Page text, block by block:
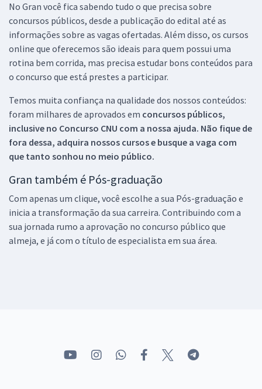
No Gran você fica sabendo tudo o que precisa sobre
concursos públicos, desde a publicação do edital até as
informações sobre as vagas ofertadas. Além disso, os cursos
online que oferecemos são ideais para quem possui uma
rotina bem corrida, mas precisa estudar bons conteúdos para
o concurso que está prestes a participar.
Temos muita confiança na qualidade dos nossos conteúdos:
foram milhares de aprovados em concursos públicos,
inclusive no Concurso CNU com a nossa ajuda. Não fique de
fora dessa, adquira nossos cursos e busque a vaga com
que tanto sonhou no meio público.
Gran também é Pós-graduação
Com apenas um clique, você escolhe a sua Pós-graduação e
inicia a transformação da sua carreira. Contribuindo com a
sua jornada rumo a aprovação no concurso público que
almeja, e já com o título de especialista em sua área.